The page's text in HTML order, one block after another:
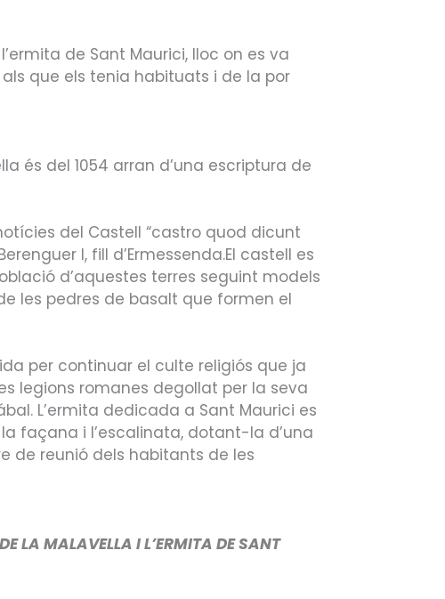
de Sant Maurici, lloc on es va
que els tenia habituats i de la por
és del 1054 arran d’una escriptura de
del Castell “castro quod dicunt
I, fill d’Ermessenda.El castell es
d’aquestes terres seguint models
les pedres de basalt que formen el
per continuar el culte religiós que ja
legions romanes degollat per la seva
L’ermita dedicada a Sant Maurici es
façana i l’escalinata, dotant-la d’una
de reunió dels habitants de les
MALAVELLA I L’ERMITA DE SANT